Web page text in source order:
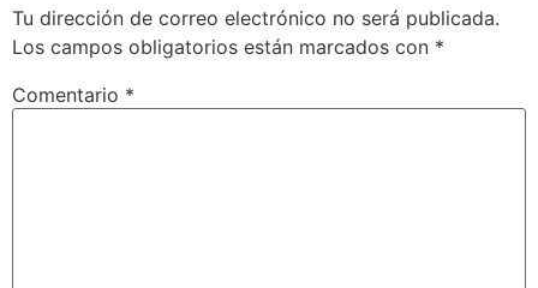
Tu dirección de correo electrónico no será publicada.
Los campos obligatorios están marcados con *
Comentario *